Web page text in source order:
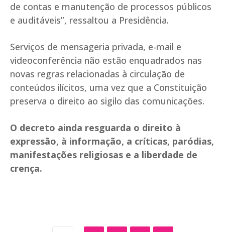
de contas e manutenção de processos públicos
e auditáveis”, ressaltou a Presidência.
Serviços de mensageria privada, e-mail e
videoconferência não estão enquadrados nas
novas regras relacionadas à circulação de
conteúdos ilícitos, uma vez que a Constituição
preserva o direito ao sigilo das comunicações.
O decreto ainda resguarda o direito à
expressão, à informação, a críticas, paródias,
manifestações religiosas e a liberdade de
crença.